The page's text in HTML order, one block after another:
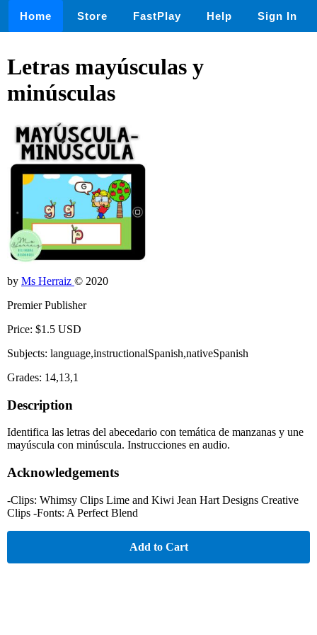
Home Store FastPlay Help Sign In
Letras mayúsculas y
minúsculas
by Ms Herraiz © 2020
Premier Publisher
Price: $1.5 USD
Subjects: language,instructionalSpanish,nativeSpanish
Grades: 14,13,1
Description
Identifica las letras del abecedario con temática de manzanas y une
mayúscula con minúscula. Instrucciones en audio.
Acknowledgements
-Clips: Whimsy Clips Lime and Kiwi Jean Hart Designs Creative
Clips -Fonts: A Perfect Blend
Add to Cart